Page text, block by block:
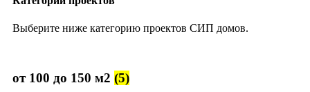
Выберите ниже категорию проектов СИП домов.
от 100 до 150 м2 (5)